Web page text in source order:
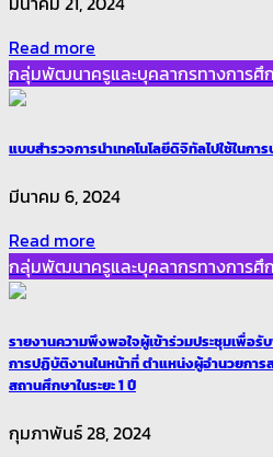
Read more
กลุ่มพัฒนาครูและบุคลากรทางการศึ
แบบสำรวจการนำเทคโนโลยีดิจิทัลไปใช้ในก
มีนาคม 6, 2024
Read more
กลุ่มพัฒนาครูและบุคลากรทางการศึ
รายงานความพึงพอใจผู้เข้าร่วมประชุมเพื่อรั
การปฏิบัติงานในหน้าที่ ตำแหน่งผู้อำนวยกา
สถานศึกษาในระยะ 1 ปี
กุมภาพันธ์ 28, 2024